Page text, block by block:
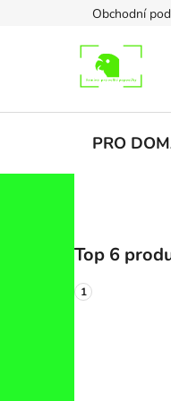
Obchodní
PRO
o
s
t
Top 6